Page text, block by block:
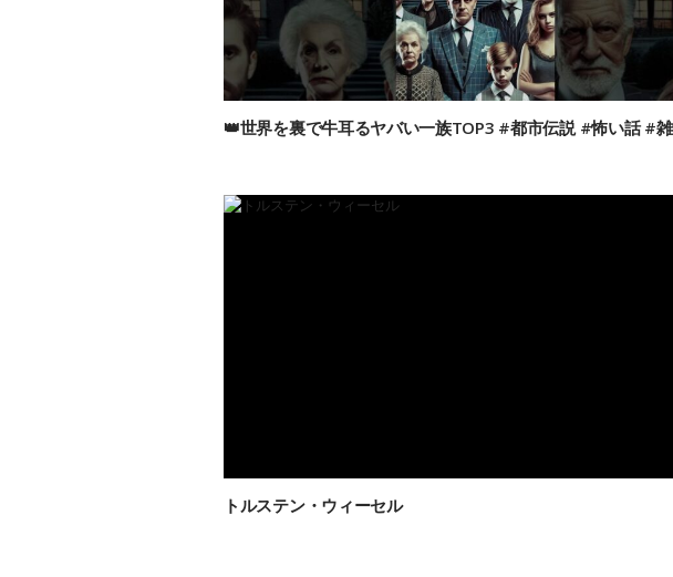
👑世界を裏で牛耳るヤバい一族TOP3 #都市伝説 #怖い話 #
トルステン・ウィーセル